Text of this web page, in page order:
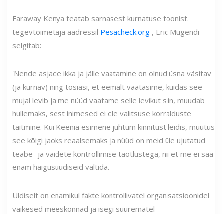
Faraway Kenya teatab sarnasest kurnatuse toonist.
tegevtoimetaja aadressil Pesacheck.org , Eric Mugendi
selgitab:
'Nende asjade ikka ja jälle vaatamine on olnud üsna väsitav
(ja kurnav) ning tõsiasi, et eemalt vaatasime, kuidas see
mujal levib ja me nüüd vaatame selle levikut siin, muudab
hullemaks, sest inimesed ei ole valitsuse korralduste
täitmine. Kui Keenia esimene juhtum kinnitust leidis, muutus
see kõigi jaoks reaalsemaks ja nüüd on meid üle ujutatud
teabe- ja väidete kontrollimise taotlustega, nii et me ei saa
enam haigusuudiseid vältida.
Üldiselt on enamikul fakte kontrollivatel organisatsioonidel
väikesed meeskonnad ja isegi suurematel